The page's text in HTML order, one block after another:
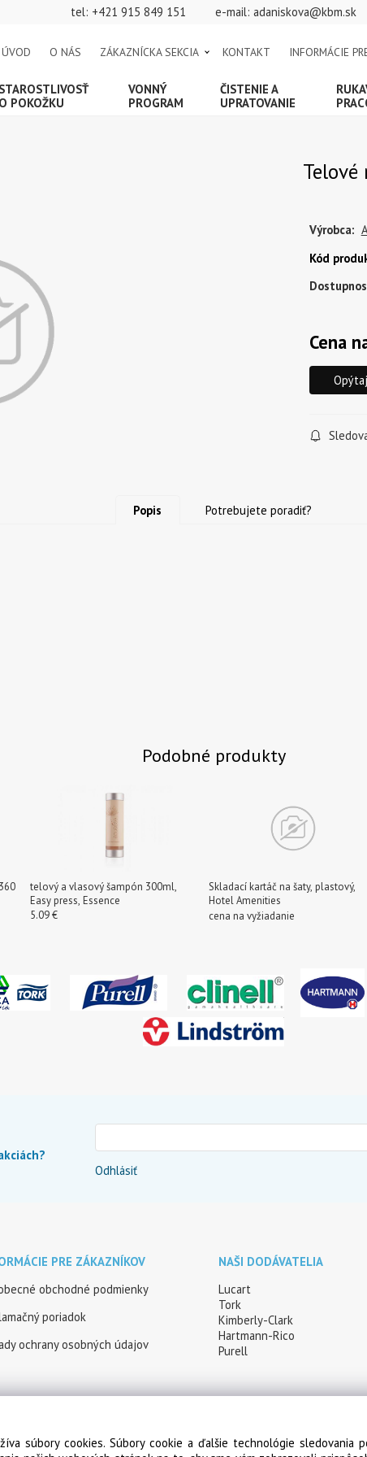
tel: +421 915 849 151 e-mail: adaniskova@kbm.sk
ÚVOD O NÁS ZÁKAZNÍCKA SEKCIA KONTAKT INFORMÁCIE
STAROSTLIVOSŤ
O POKOŽKU
VONNÝ
PROGRAM
ČISTENIE A
UPRATOVANIE
Výrobca:
Kód
Cena
Popis Potrebujete poradiť?
Podobné produkty
telový a vlasový šampón 300ml,
Easy press, Essence
5.09 €
Skladací kartáč na šaty, plastový,
Hotel Amenities
cena na vyžiadanie
Odhlásiť
PRE ZÁKAZNÍKOV
obchodné podmienky
poriadok
ochrany osobných údajov
NAŠI DODÁVATELIA
Lucart
Tork
Kimberly-Clark
Hartmann-Rico
Purell
súbory cookies. Súbory cookie a ďalšie technológie sledovania